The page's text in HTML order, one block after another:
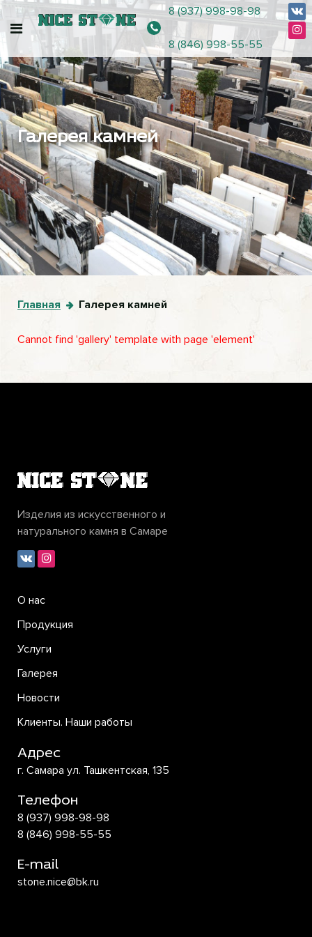
8 (937) 998-98-98
8 (846) 998-55-55
Галерея камней
Главная Галерея камней
Cannot find 'gallery' template with page 'element'
Изделия из искусственного и
натурального камня в Самаре
О нас
Продукция
Услуги
Галерея
Новости
Клиенты. Наши работы
Адрес
г. Самара ул. Ташкентская, 135
Телефон
8 (937) 998-98-98
8 (846) 998-55-55
E-mail
stone.nice@bk.ru